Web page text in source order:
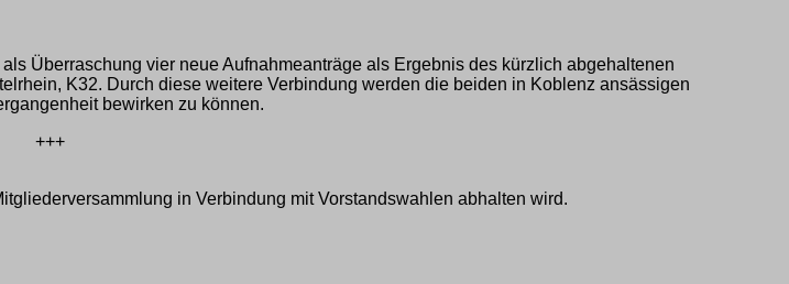
Überraschung vier neue Aufnahmeanträge als Ergebnis des kürzlich abgehaltenen
K32. Durch diese weitere Verbindung werden die beiden in Koblenz ansässigen
bewirken zu können.
+++
in Verbindung mit Vorstandswahlen abhalten wird.